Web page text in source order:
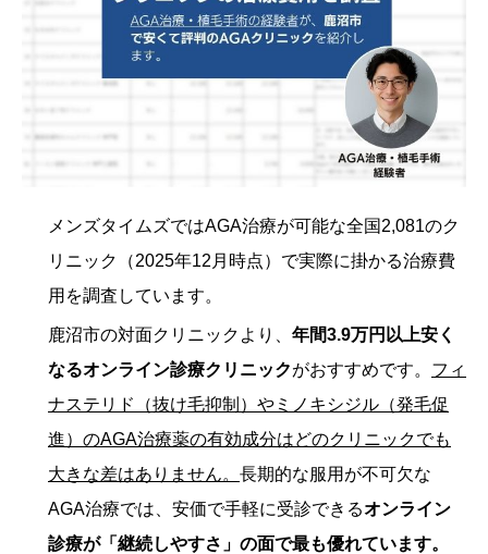
メンズタイムズではAGA治療が可能な全国2,081のク
リニック（2025年12月時点）で実際に掛かる治療費
用を調査しています。
鹿沼市の対面クリニックより、 年間3.9万円以上安く
なるオンライン診療クリニックがおすすめです。 フィ
ナステリド（抜け毛抑制）やミノキシジル（発毛促
進）のAGA治療薬の有効成分はどのクリニックでも
大きな差はありません。 長期的な服用が不可欠な
AGA治療では、安価で手軽に受診できるオンライン
診療が「継続しやすさ」の面で最も優れています。